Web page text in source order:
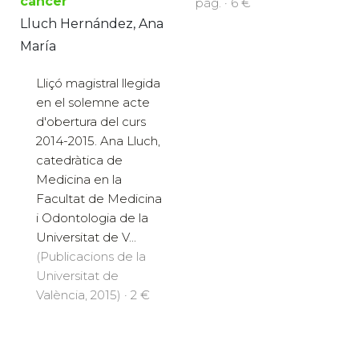
Lluch Hernández, Ana
María
Lliçó magistral llegida
en el solemne acte
d'obertura del curs
2014-2015. Ana Lluch,
catedràtica de
Medicina en la
Facultat de Medicina
i Odontologia de la
Universitat de V...
(Publicacions de la
Universitat de
València, 2015) · 2 €